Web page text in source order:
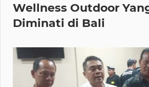
Wellness Outdoor
Diminati di Bali